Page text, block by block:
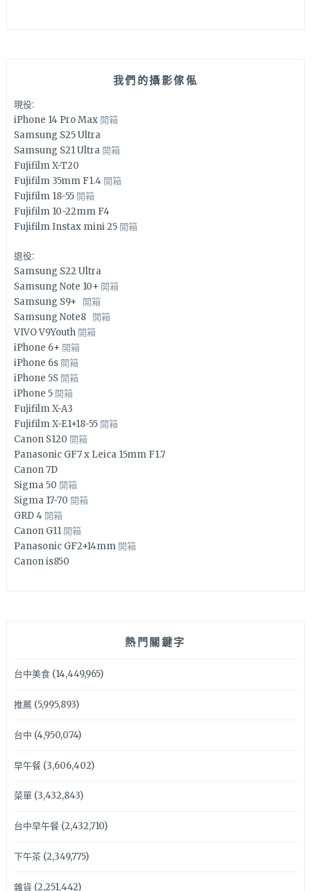
我們的攝影傢俬
現役:
iPhone 14 Pro Max 開箱
Samsung S25 Ultra
Samsung S21 Ultra 開箱
Fujifilm X-T20
Fujifilm 35mm F1.4 開箱
Fujifilm 18-55 開箱
Fujifilm 10-22mm F4
Fujifilm Instax mini 25 開箱
退役:
Samsung S22 Ultra
Samsung Note 10+ 開箱
Samsung S9+ 開箱
Samsung Note8 開箱
VIVO V9Youth 開箱
iPhone 6+ 開箱
iPhone 6s 開箱
iPhone 5S 開箱
iPhone 5 開箱
Fujifilm X-A3
Fujifilm X-E1+18-55 開箱
Canon S120 開箱
Panasonic GF7 x Leica 15mm F1.7
Canon 7D
Sigma 50 開箱
Sigma 17-70 開箱
GRD 4 開箱
Canon G11 開箱
Panasonic GF2+14mm 開箱
Canon is850
熱門關鍵字
台中美食(14,449,965)
推薦(5,995,893)
台中 (4,950,074)
早午餐(3,606,402)
菜單(3,432,843)
台中早午餐(2,432,710)
下午茶(2,349,775)
雜貨 (2,251,442)